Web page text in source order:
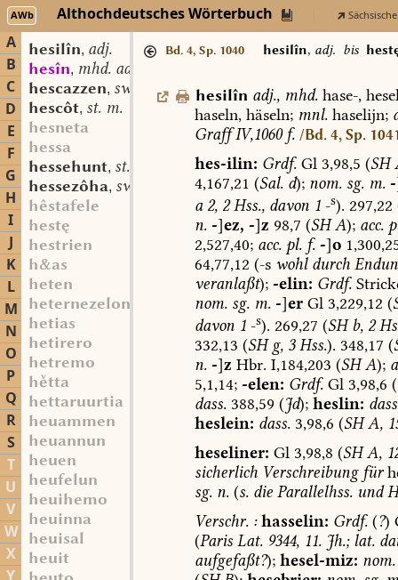
AWb Althochdeutsches Wörterbuch
A
B
C
D
E
F
G
H
I
J
K
L
M
N
O
P
Q
R
S
T
U
V
W
X
hesilîn, adj.
hesîn, mhd. adj.
hescazzen, sw. v.
hescôt, st. m.
hesneta
hessa
hessehunt, st. m.
hessezôha, sw. f.
hêstafele
hestę
hestrien
h&as
heten
heternezelon
hetias
hetirero
hetremo
htta
hettaruurtia
heuammen
heuannun
heuen
heufelun
heuihemo
heuinna
heuisal
heuit
Bd. 4, Sp. 1040 hesilîn, adj. bis
hesilîn adj., mhd. hase-,
haseln, häseln; mnl.haselijn;
GraffIV,1060f. /Bd. 4, Sp.
hes-ilin: Grdf.Gl3,98,5 (SH
4,167,21 (Sal. d); nom.sg.m. -
a2,2Hss.,davon1-s). 297,22
n. -]ez, -]z 98,7 (SHA); acc.
2,527,40; acc.pl.f. -]o
64,77,12 (-s wohldurch
veranlaßt); -elin: Grdf.
nom.sg.m. -]erGl 3,229,12 (
davon1-s). 269,27 (SHb, 2
332,13 (SHg,3Hss.). 348,17 (
n. -]z Hbr. I,184,203 (SHA);
5,1,14; -elen: Grdf.Gl3,98,6 (
dass.388,59 (Jd); heslin:
heslein: dass.3,98,6 (SHA,
heseliner: Gl3,98,8 (SHA,
sicherlich Verschreibungfür
sg.n.(s.dieParallelhss. und
Verschr.: hasselin: Grdf.(?)
(ParisLat. 9344,11.Jh.;lat.
aufgefaßt?); hesel-miz: nom.